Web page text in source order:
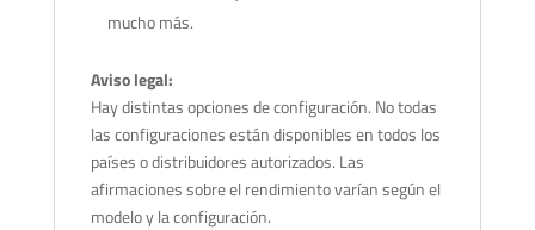
mucho más.
Aviso legal:
Hay distintas opciones de configuración. No todas
las configuraciones están disponibles en todos los
países o distribuidores autorizados. Las
afirmaciones sobre el rendimiento varían según el
modelo y la configuración.